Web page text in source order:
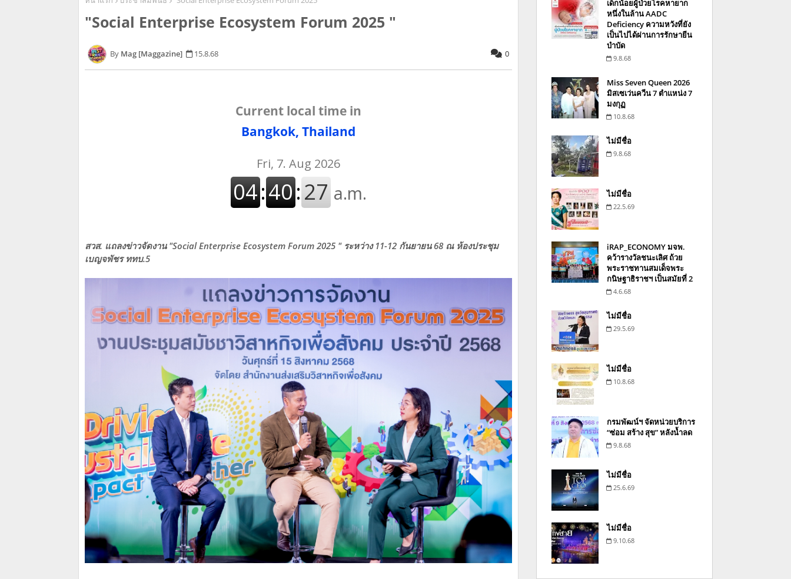
"Social Enterprise Ecosystem Forum 2025 "
Mag [Maggazine] 15.8.68 0
Current local time in
Bangkok, Thailand
สวส. แถลงข่าวจัดงาน "Social Enterprise Ecosystem Forum 2025 " ระหว่าง 11-12 กันยายน 68 ณ ห้องประชุม
เบญจพัชร ททบ.5
เด็กน้อยผู้ป่วยโรคหายาก
หนึ่งในล้าน AADC
Deficiency ความหวังที่ยัง
เป็นไปได้ผ่านการรักษายีน
บำบัด
9.8.68
Miss Seven Queen 2026
มิสเซเว่นควีน 7 ตำแหน่ง 7
มงกุฏ
10.8.68
ไม่มีชื่อ
9.8.68
ไม่มีชื่อ
22.5.69
iRAP_ECONOMY มจพ.
คว้ารางวัลชนะเลิศ ถ้วย
พระราชทานสมเด็จพระ
กนิษฐาธิราชฯ เป็นสมัยที่ 2
4.6.68
ไม่มีชื่อ
29.5.69
ไม่มีชื่อ
10.8.68
กรมพัฒน์ฯ จัดหน่วยบริการ
“ซ่อม สร้าง สุข” หลังน้ำลด
9.8.68
ไม่มีชื่อ
25.6.69
ไม่มีชื่อ
9.10.68